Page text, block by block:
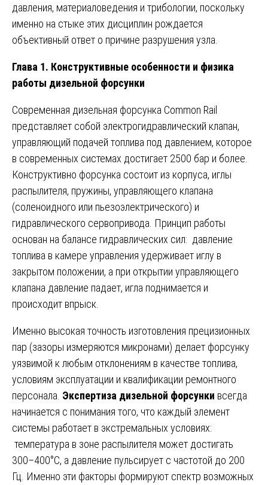
давления, материаловедения и трибологии, поскольку
именно на стыке этих дисциплин рождается
объективный ответ о причине разрушения узла.
Глава 1. Конструктивные особенности и физика
работы дизельной форсунки
Современная дизельная форсунка Common Rail
представляет собой электрогидравлический клапан,
управляющий подачей топлива под давлением, которое
в современных системах достигает 2500 бар и более.
Конструктивно форсунка состоит из корпуса, иглы
распылителя, пружины, управляющего клапана
(соленоидного или пьезоэлектрического) и
гидравлического сервопривода. Принцип работы
основан на балансе гидравлических сил: давление
топлива в камере управления удерживает иглу в
закрытом положении, а при открытии управляющего
клапана давление падает, игла поднимается и
происходит впрыск.
Именно высокая точность изготовления прецизионных
пар (зазоры измеряются микронами) делает форсунку
уязвимой к любым отклонениям в качестве топлива,
условиям эксплуатации и квалификации ремонтного
персонала. Экспертиза дизельной форсунки всегда
начинается с понимания того, что каждый элемент
системы работает в экстремальных условиях:
температура в зоне распылителя может достигать
300–400°C, а давление пульсирует с частотой до 200
Гц. Именно эти факторы формируют спектр возможных